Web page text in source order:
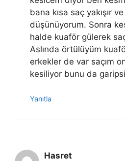
bana kısa saç yakışır
düşünüyorum. Sonra
halde kuaför gülerek
Aslında örtülüyüm
erkekler de var saçım
kesiliyor bunu da
Yanıtla
Hasret